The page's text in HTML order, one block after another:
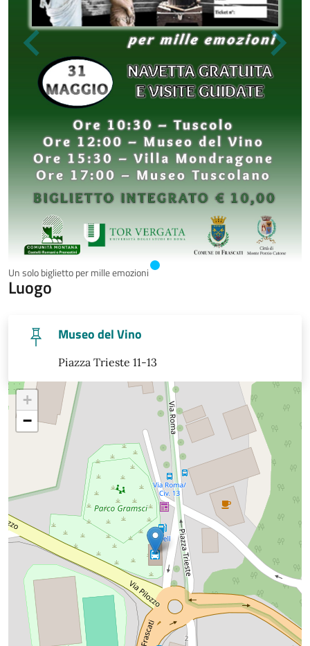
Un solo biglietto per mille emozioni
Luogo
Museo del Vino
Piazza Trieste 11-13
+
−